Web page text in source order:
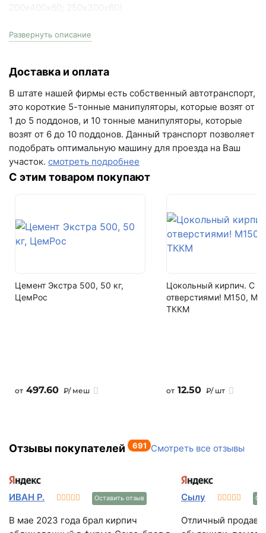
Преображенка, улица Ленинская, 75 (вывеска "Мир
пн-пт с 9:00 до 18:00, сб с 10:00 до 16:00
+7 (993) 993-77-44
Написать в МАКС
Написать в Telegram
Написать на почту
г.Самара, ул. Садовая, дом 199, помещение Н8
+7 (846) 215-16-16
+7 (993) 993-77-22
Написать в Telegram
На поддоне
Цвет
Серия
Турин
Вес поддона
1900 кг
Залог за поддоны
Поддон залоговый, 1 штука стоит - 690 рублей
Кол-во в машине
Развернуть описание
Доставка и оплата
В штате нашей фирмы есть собственный автотранспорт,
это короткие 5-тонные манипуляторы, которые возят от
1 до 5 поддонов, и 10 тонные манипуляторы, которые
возят от 6 до 10 поддонов. Данный транспорт позволяет
подобрать оптимальную машину для проезда на Ваш
участок. смотреть подробнее
С этим товаром покупают
Цемент Экстра 500, 50 кг,
ЦемРос
от 497.60 ₽/ меш
Цокольный кирпич. С
отверстиями! М150,
ТККМ
от 12.50 ₽/ шт
Отзывы покупателей 691 Смотреть все отзывы
ИВАН Р. Оставить отзыв
В мае 2023 года брал кирпич
Сылу
Отличный